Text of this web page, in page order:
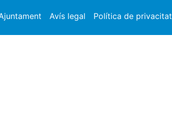
Avís legal Política de privacitat